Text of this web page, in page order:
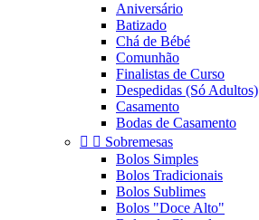
Aniversário
Batizado
Chá de Bébé
Comunhão
Finalistas de Curso
Despedidas (Só Adultos)
Casamento
Bodas de Casamento
  Sobremesas
Bolos Simples
Bolos Tradicionais
Bolos Sublimes
Bolos "Doce Alto"